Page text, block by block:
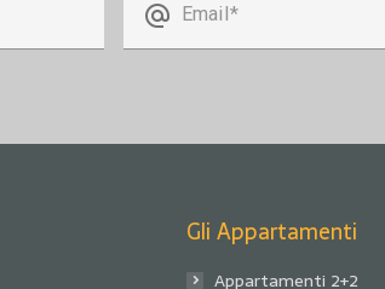
alternate_email Email
Gli Appartamenti
Appartamenti 2+2